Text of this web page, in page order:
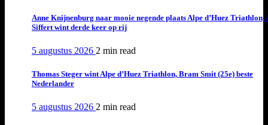
Anne Knijnenburg naar mooie negende plaats Alpe d’Huez Triathlon,
Siffert wint derde keer op rij
5 augustus 2026 2 min read
Thomas Steger wint Alpe d’Huez Triathlon, Bram Smit (25e) beste
Nederlander
5 augustus 2026 2 min read